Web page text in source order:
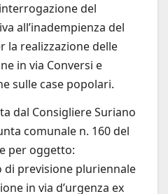
del
all’inadempienza del
la realizzazione delle
in via Conversi e
sulle case popolari.
dal Consigliere Suriano
comunale n. 160 del
per oggetto:
di previsione pluriennale
in via d’urgenza ex